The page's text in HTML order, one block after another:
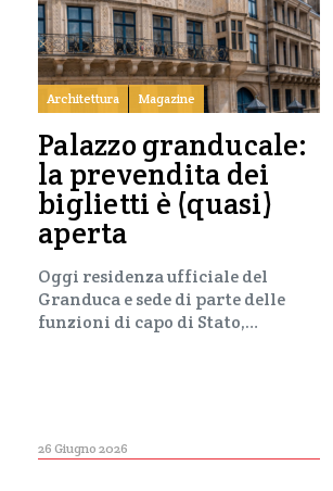
Architettura Magazine
Palazzo granducale:
la prevendita dei
biglietti è (quasi)
aperta
Oggi residenza ufficiale del
Granduca e sede di parte delle
funzioni di capo di Stato,…
26 Giugno 2026